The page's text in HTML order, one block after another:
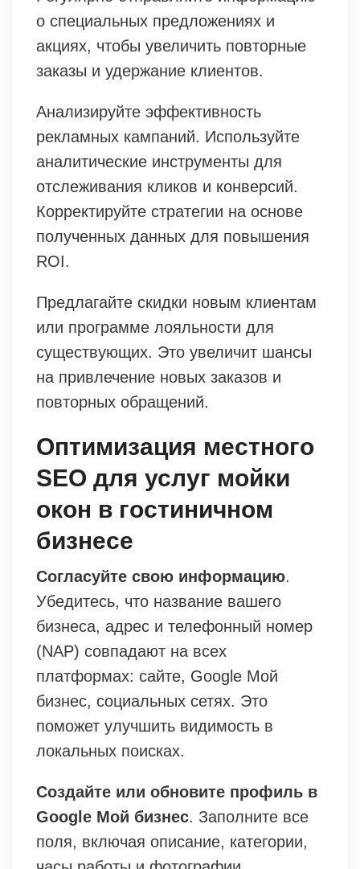
о специальных предложениях и
акциях, чтобы увеличить повторные
заказы и удержание клиентов.
Анализируйте эффективность
рекламных кампаний. Используйте
аналитические инструменты для
отслеживания кликов и конверсий.
Корректируйте стратегии на основе
полученных данных для повышения
ROI.
Предлагайте скидки новым клиентам
или программе лояльности для
существующих. Это увеличит шансы
на привлечение новых заказов и
повторных обращений.
Оптимизация местного
SEO для услуг мойки
окон в гостиничном
бизнесе
Согласуйте свою информацию.
Убедитесь, что название вашего
бизнеса, адрес и телефонный номер
(NAP) совпадают на всех
платформах: сайте, Google Мой
бизнес, социальных сетях. Это
поможет улучшить видимость в
локальных поисках.
Создайте или обновите профиль в
Google Мой бизнес. Заполните все
поля, включая описание, категории,